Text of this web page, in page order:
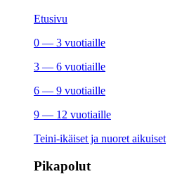
Etusivu
0 — 3 vuotiaille
3 — 6 vuotiaille
6 — 9 vuotiaille
9 — 12 vuotiaille
Teini-ikäiset ja nuoret aikuiset
Pikapolut